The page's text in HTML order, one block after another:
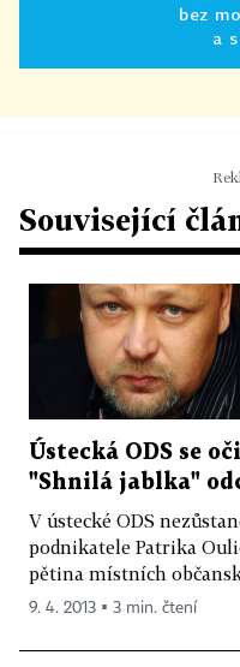
bez
a
Související
Ústecká ODS se
"Shnilá jablka"
V ústecké ODS
podnikatele Patrika
pětina místních
9. 4. 2013 ▪ 3 min. čtení